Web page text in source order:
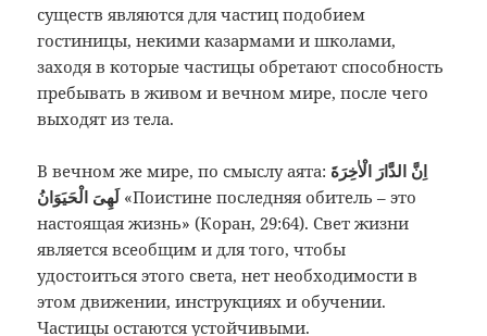
существ являются для частиц подобием
гостиницы, некими казармами и школами,
заходя в которые частицы обретают способность
пребывать в живом и вечном мире, после чего
выходят из тела.
В вечном же мире, по смыслу аята: اِنَّ الدَّارَ الْاٰخِرَةَ
«Поистине последняя обитель – это
настоящая жизнь» (Коран, 29:64). Свет жизни
является всеобщим и для того, чтобы
удостоиться этого света, нет необходимости в
этом движении, инструкциях и обучении.
Частицы остаются устойчивыми.